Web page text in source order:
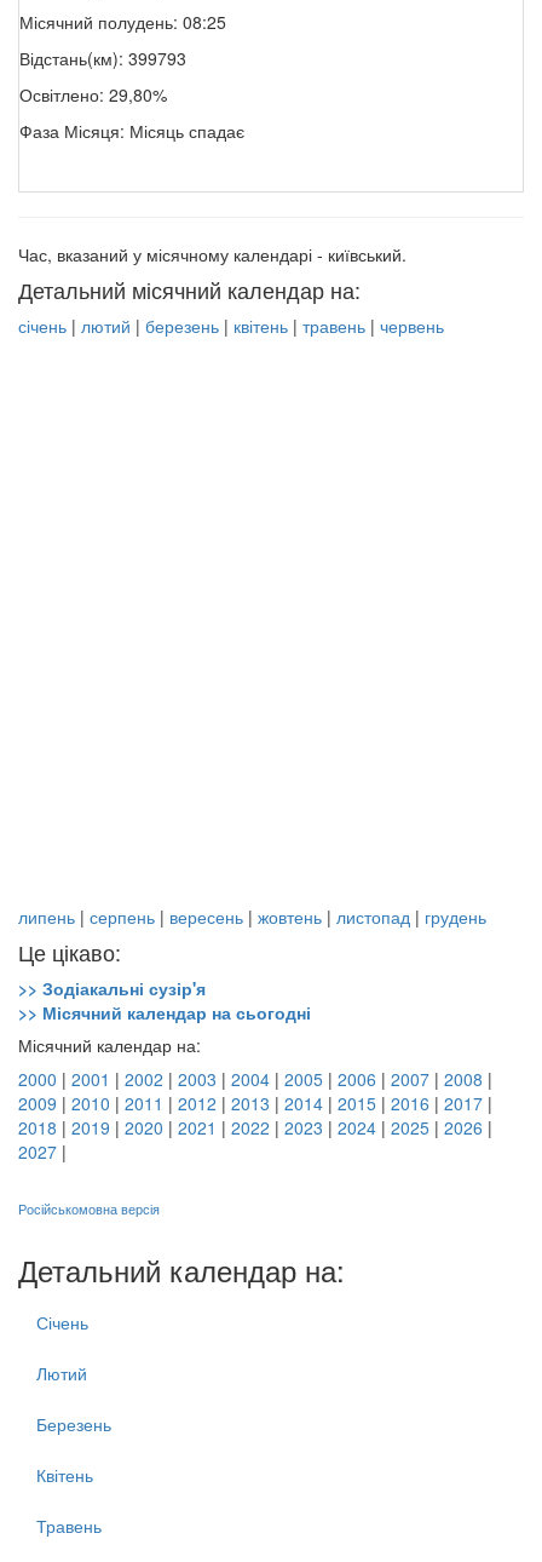
Місячний полудень: 08:25
Відстань(км): 399793
Освітлено: 29,80%
Фаза Місяця: Місяць спадає
Час, вказаний у місячному календарі - київський.
Детальний місячний календар на:
січень | лютий | березень | квітень | травень | червень
липень | серпень | вересень | жовтень | листопад | грудень
Це цікаво:
>> Зодіакальні сузір'я
>> Місячний календар на сьогодні
Місячний календар на:
2000 | 2001 | 2002 | 2003 | 2004 | 2005 | 2006 | 2007 | 2008 |
2009 | 2010 | 2011 | 2012 | 2013 | 2014 | 2015 | 2016 | 2017 |
2018 | 2019 | 2020 | 2021 | 2022 | 2023 | 2024 | 2025 | 2026 |
2027 |
Російськомовна версія
Детальний календар на:
Січень
Лютий
Березень
Квітень
Травень